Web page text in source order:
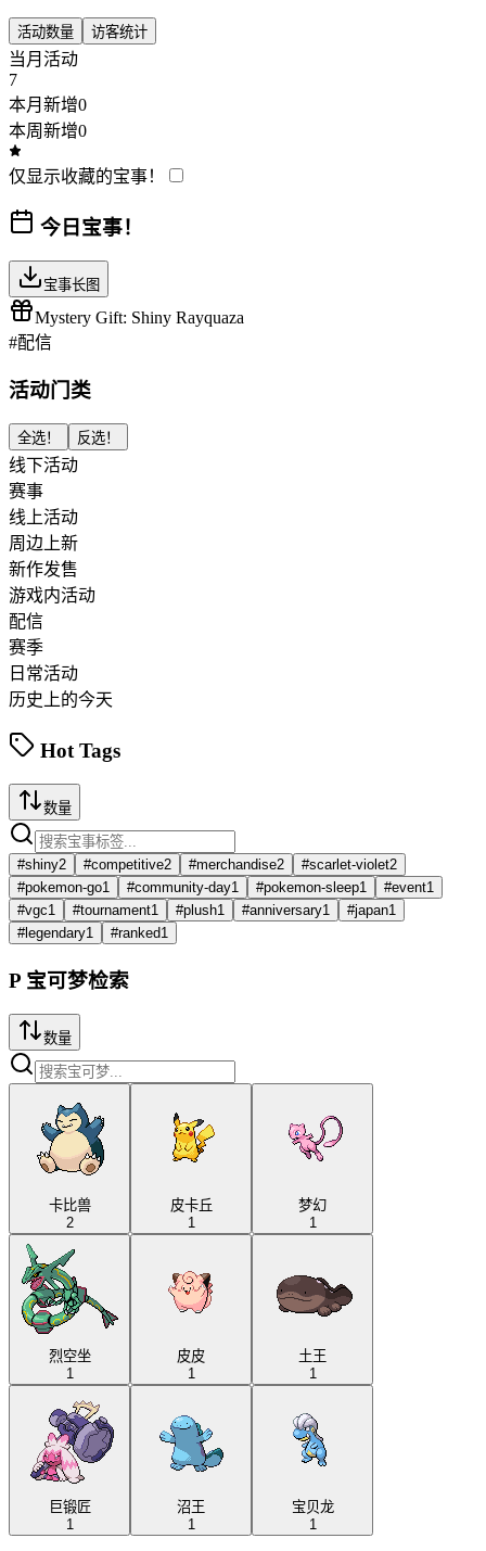
活动数量 访客统计
当月活动
7
本月新增0
本周新增0
仅显示收藏的宝事！
今日宝事！
宝事长图
Mystery Gift: Shiny Rayquaza
#配信
活动门类
全选！ 反选！
线下活动
赛事
线上活动
周边上新
新作发售
游戏内活动
配信
赛季
日常活动
历史上的今天
Hot Tags
数量
#shiny2 #competitive2 #merchandise2 #scarlet-violet2
#pokemon-go1 #community-day1 #pokemon-sleep1 #event1
#vgc1 #tournament1 #plush1 #anniversary1 #japan1
#legendary1 #ranked1
P 宝可梦检索
数量
卡比兽
2
皮卡丘
1
梦幻
1
烈空坐
1
皮皮
1
土王
1
巨锻匠
1
沼王
1
宝贝龙
1